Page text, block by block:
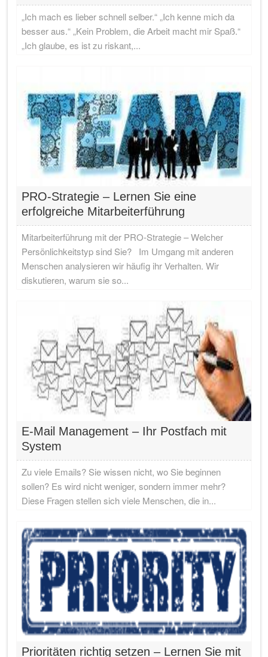
„Ich mach es lieber schnell selber.“ „Ich kenne mich da
besser aus.“ „Kein Problem, die Arbeit macht mir Spaß.“
„Ich glaube, es ist zu riskant,...
PRO-Strategie – Lernen Sie eine
erfolgreiche Mitarbeiterführung
Mitarbeiterführung mit der PRO-Strategie – Welcher
Persönlichkeitstyp sind Sie? Im Umgang mit anderen
Menschen analysieren wir häufig ihr Verhalten. Wir
diskutieren, warum sie so...
E-Mail Management – Ihr Postfach mit
System
Zu viele Emails? Sie wissen nicht, wo Sie beginnen
sollen? Es wird nicht weniger, sondern immer mehr?
Diese Fragen stellen sich viele Menschen, die in...
Prioritäten richtig setzen – Lernen Sie mit